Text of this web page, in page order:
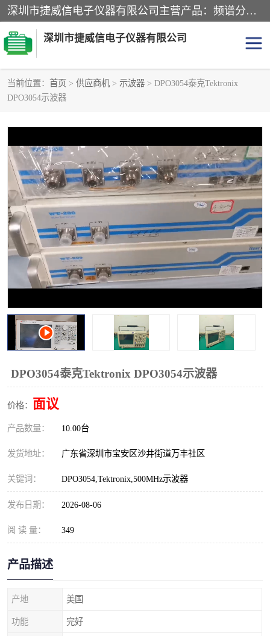
深圳市捷威信电子仪器有限公司主营产品：频谱分析仪.信号发生器.网络分析仪.音频分析仪，示波器，电源，音频分析仪。综合测试仪。蓝牙测试仪等
深圳市捷威信电子仪器有限公司
当前位置： 首页 > 供应商机 > 示波器 > DPO3054泰克Tektronix
DPO3054示波器
DPO3054泰克Tektronix DPO3054示波器
价格： 面议
产品数量： 10.00台
发货地址： 广东省深圳市宝安区沙井街道万丰社区
关键词： DPO3054,Tektronix,500MHz示波器
发布日期： 2026-08-06
阅 读 量： 349
产品描述
产地 美国
功能 完好
探头
音频分析仪 天馈线测试仪
万用表 信号源
GPIB-USB卡 数据采集仪
数字源表 数字源表
校准仪 函数信号发生器
示波器 直流电源
阻抗分析仪 LCR电桥
频率计 无线测试仪
静电计